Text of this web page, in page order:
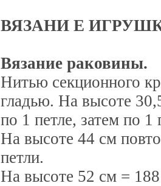
ВЯЗАНИ Е
Вязание раковины.
Нитью секционного
гладью. На высоте
по 1 петле, затем по
На высоте 44 см
петли.
На высоте 52 см = 188